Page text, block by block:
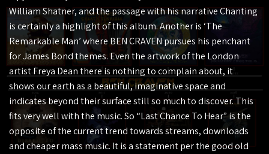
William Shatner, and the passage with his narrative Chanting
is certainly a highlight of this album. Another is ‘The
Remarkable Man’ where BEN CRAVEN pursues his penchant
for James Bond themes. Even the artwork of the London
artist Freya Dean there is nothing to complain about, it
shows our earth as a beautiful, imaginative space and
indicates beyond their surface still so much to discover. This
fits very well with the music. So “Last Chance To Hear” is the
opposite of the current trend towards streams, downloads
and cheaper mass music. It is a statement per the good old